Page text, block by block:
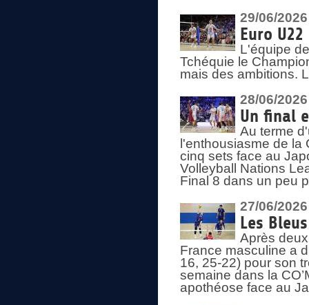
29/06/2026
Euro
L'équipe
Tchéquie le
mais des ambitions.
28/06/2026
Un final
Au terme
l'enthousiasme de
cinq sets face au
Volleyball Nations
Final 8 dans un peu
27/06/2026
Les
Après
France masculine a
16, 25-22) pour son
semaine dans la
apothéose face au